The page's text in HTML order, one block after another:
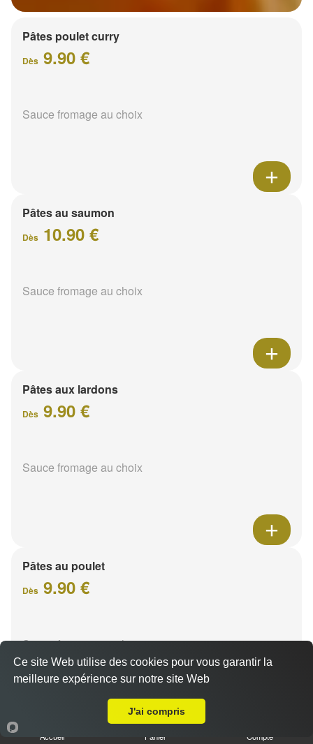
Pâtes poulet curry
Dès 9.90 €
Sauce fromage au choix
Pâtes au saumon
Dès 10.90 €
Sauce fromage au choix
Pâtes aux lardons
Dès 9.90 €
Sauce fromage au choix
Pâtes au poulet
Dès 9.90 €
Sauce fromage au choix
Accueil Panier Compte
Ce site Web utilise des cookies pour vous garantir la
meilleure expérience sur notre site Web
J'ai compris